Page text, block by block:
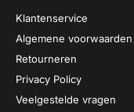
Klantenservice
Algemene voorwaarden
Retourneren
Privacy Policy
Veelgestelde vragen